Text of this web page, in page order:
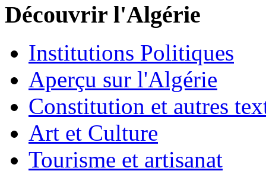
Découvrir l'Algérie
Institutions Politiques
Aperçu sur l'Algérie
Constitution et autres
Art et Culture
Tourisme et artisanat